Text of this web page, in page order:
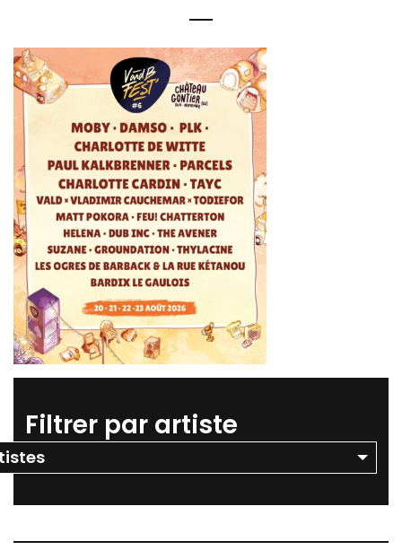
Filtrer par artiste